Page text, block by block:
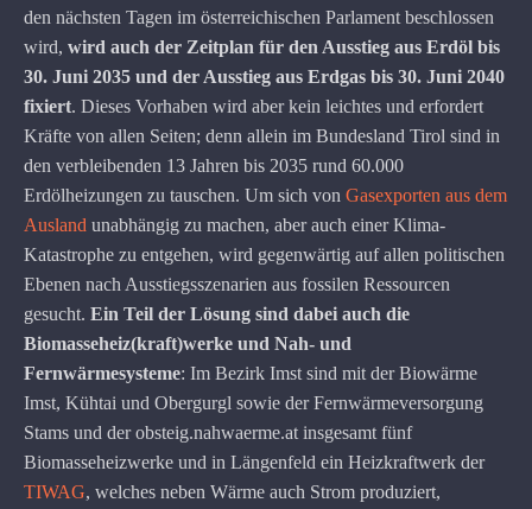
den nächsten Tagen im österreichischen Parlament beschlossen
wird, wird auch der Zeitplan für den Ausstieg aus Erdöl bis
30. Juni 2035 und der Ausstieg aus Erdgas bis 30. Juni 2040
fixiert. Dieses Vorhaben wird aber kein leichtes und erfordert
Kräfte von allen Seiten; denn allein im Bundesland Tirol sind in
den verbleibenden 13 Jahren bis 2035 rund 60.000
Erdölheizungen zu tauschen. Um sich von Gasexporten aus dem
Ausland unabhängig zu machen, aber auch einer Klima-
Katastrophe zu entgehen, wird gegenwärtig auf allen politischen
Ebenen nach Ausstiegsszenarien aus fossilen Ressourcen
gesucht. Ein Teil der Lösung sind dabei auch die
Biomasseheiz(kraft)werke und Nah- und
Fernwärmesysteme: Im Bezirk Imst sind mit der Biowärme
Imst, Kühtai und Obergurgl sowie der Fernwärmeversorgung
Stams und der obsteig.nahwaerme.at insgesamt fünf
Biomasseheizwerke und in Längenfeld ein Heizkraftwerk der
TIWAG, welches neben Wärme auch Strom produziert,